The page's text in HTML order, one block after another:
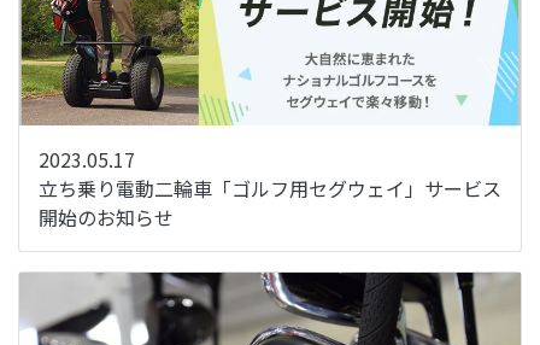
2023.05.17
立ち乗り電動二輪車「ゴルフ用セグウェイ」サービス
開始のお知らせ